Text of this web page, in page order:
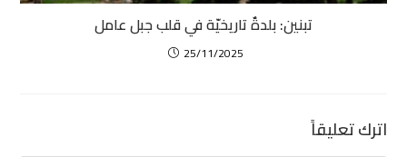
تبنين: بلدةٌ تاريخيّة في قلب جبل عامل
25/11/2025
اترك تعليقاً